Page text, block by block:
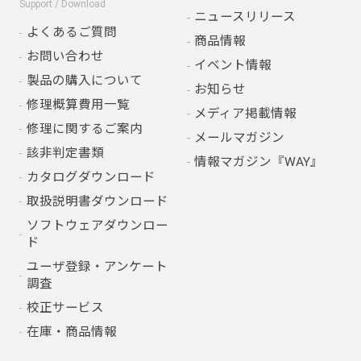
Support / Download
よくあるご質問
お問い合わせ
製品の購入について
修理概算費用一覧
修理に関するご案内
該非判定書類
カタログダウンロード
取扱説明書ダウンロード
ソフトウェアダウンロー
ド
ユーザ登録・アンケート
調査
校正サービス
在庫・商品情報
ニュースリリース
商品情報
イベント情報
お知らせ
メディア掲載情報
メールマガジン
情報マガジン『WAY』